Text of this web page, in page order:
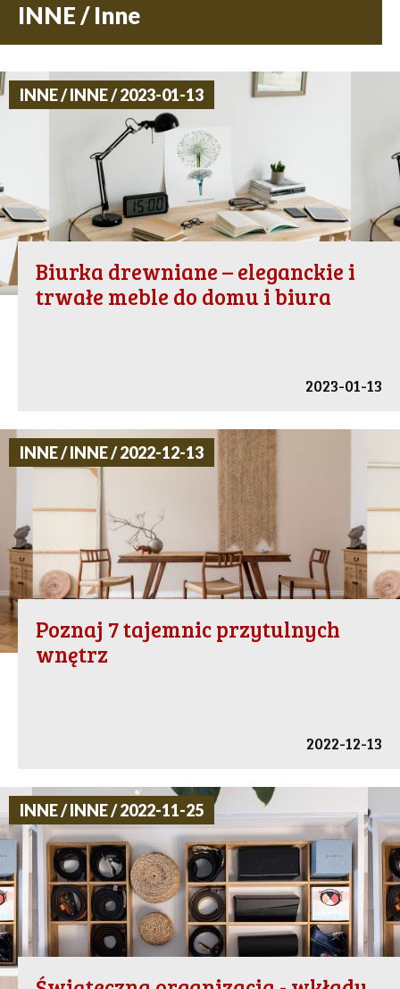
INNE / Inne
INNE / INNE / 2023-01-13
Biurka drewniane – eleganckie i
trwałe meble do domu i biura
2023-01-13
INNE / INNE / 2022-12-13
Poznaj 7 tajemnic przytulnych
wnętrz
2022-12-13
INNE / INNE / 2022-11-25